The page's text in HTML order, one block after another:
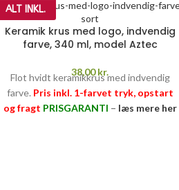
ALT INKL.
Keramik krus med logo, indvendig
farve, 340 ml, model Aztec
38,00kr.
Flot hvidt keramikkrus med indvendig
farve. Pris inkl. 1-farvet tryk, opstart
og fragt PRISGARANTI – læs mere her